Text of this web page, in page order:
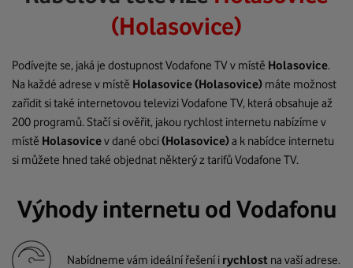
(Holasovice)
Podívejte se, jaká je dostupnost Vodafone TV v místě Holasovice.
Na každé adrese v místě Holasovice(Holasovice) máte možnost
zařídit si také internetovou televizi Vodafone TV, která obsahuje až
200 programů. Stačí si ověřit, jakou rychlost internetu nabízíme v
místě Holasovicev dané obci(Holasovice)a k nabídce internetu
si můžete hned také objednat některý z tarifů Vodafone TV.
Výhody internetu od Vodafonu
Nabídneme vám ideální řešení i rychlost na vaší adrese.